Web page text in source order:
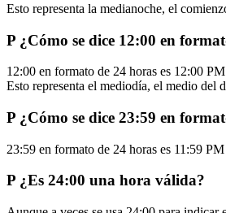
Esto representa la medianoche, el
P ¿Cómo se dice 12:00 en
12:00 en formato de 24 horas es 12:00
Esto representa el mediodía, el medio del
P ¿Cómo se dice 23:59 en
23:59 en formato de 24 horas es 11:59
P ¿Es 24:00 una hora válida?